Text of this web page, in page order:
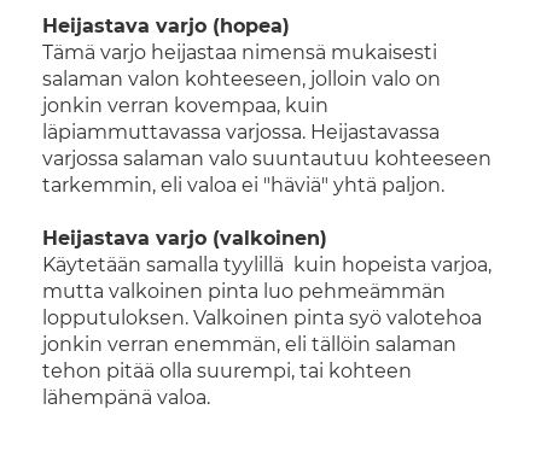
Heijastava varjo (hopea)
Tämä varjo heijastaa nimensä mukaisesti
salaman valon kohteeseen, jolloin valo on
jonkin verran kovempaa, kuin
läpiammuttavassa varjossa. Heijastavassa
varjossa salaman valo suuntautuu kohteeseen
tarkemmin, eli valoa ei "häviä" yhtä paljon.
Heijastava varjo (valkoinen)
Käytetään samalla tyylillä kuin hopeista varjoa,
mutta valkoinen pinta luo pehmeämmän
lopputuloksen. Valkoinen pinta syö valotehoa
jonkin verran enemmän, eli tällöin salaman
tehon pitää olla suurempi, tai kohteen
lähempänä valoa.